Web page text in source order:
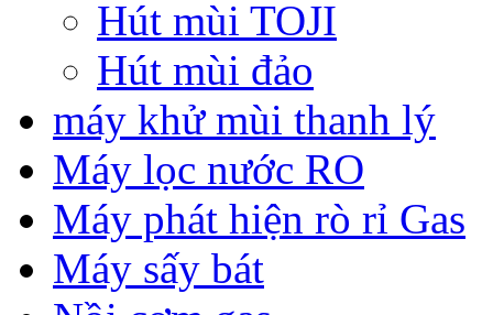
Hút mùi TOJI
Hút mùi đảo
máy khử mùi thanh lý
Máy lọc nước RO
Máy phát hiện rò rỉ Gas
Máy sấy bát